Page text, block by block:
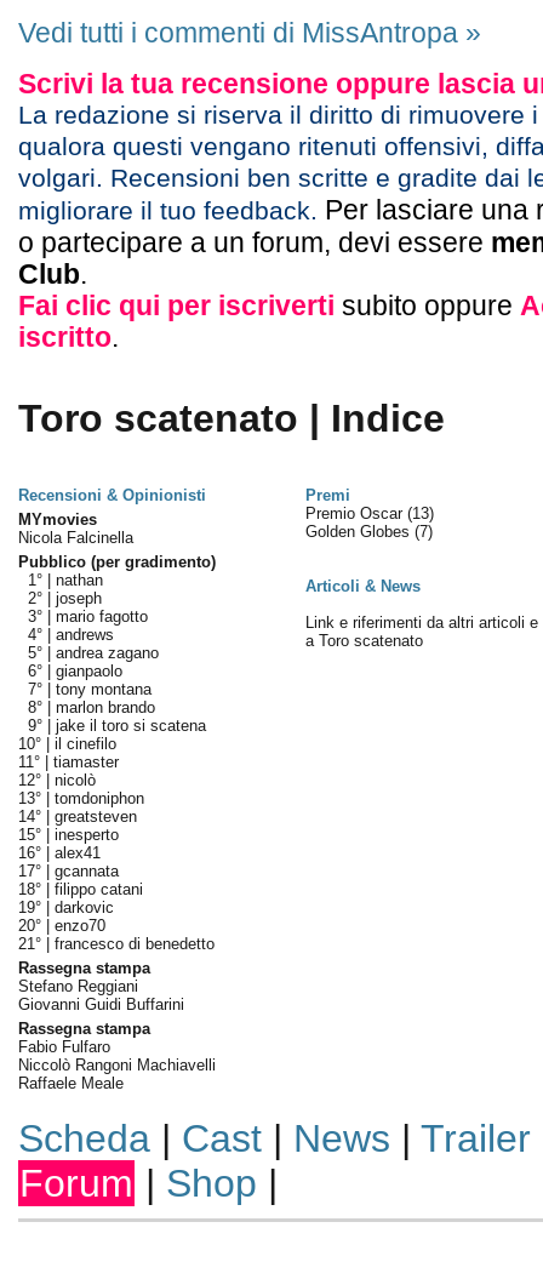
Vedi tutti i commenti di MissAntropa »
Scrivi la tua recensione oppure lascia
La redazione si riserva il diritto di rimuovere
qualora questi vengano ritenuti offensivi,
volgari. Recensioni ben scritte e gradite dai
migliorare il tuo feedback. Per lasciare una
o partecipare a un forum, devi essere
Club.
Fai clic qui per iscriverti subito oppure
iscritto.
Toro scatenato | Indice
Recensioni & Opinionisti
Premi
MYmovies
Nicola Falcinella
Pubblico (per gradimento)
1° | nathan
2° | joseph
3° | mario fagotto
4° | andrews
5° | andrea zagano
6° | gianpaolo
7° | tony montana
8° | marlon brando
9° | jake il toro si scatena
10° | il cinefilo
11° | tiamaster
12° | nicolò
13° | tomdoniphon
14° | greatsteven
15° | inesperto
16° | alex41
17° | gcannata
18° | filippo catani
19° | darkovic
20° | enzo70
21° | francesco di benedetto
Rassegna stampa
Stefano Reggiani
Giovanni Guidi Buffarini
Rassegna stampa
Fabio Fulfaro
Niccolò Rangoni Machiavelli
Raffaele Meale
Premio Oscar (13)
Golden Globes (7)
Articoli & News
Link e riferimenti da altri articoli e
a Toro scatenato
Scheda| Cast| News | Trailer
Forum | Shop |